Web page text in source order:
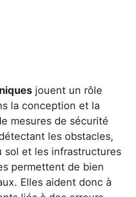
jouent un rôle
la conception et la
mesures de sécurité
les obstacles,
sol et les infrastructures
permettent de bien
Elles aident donc à